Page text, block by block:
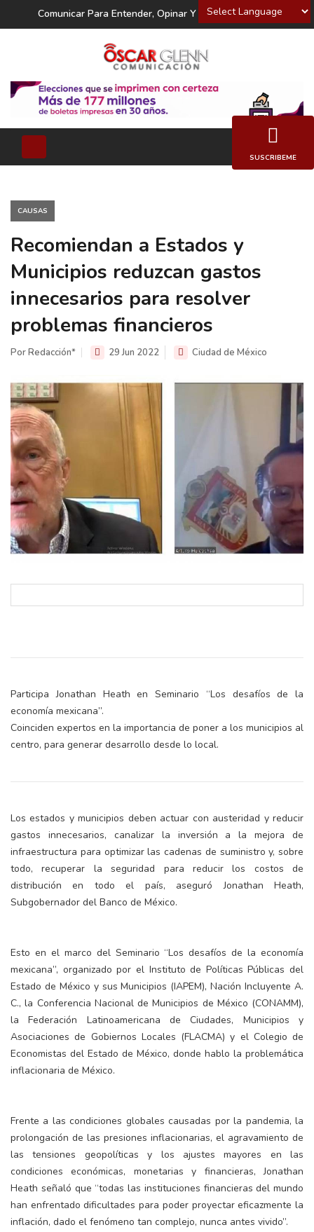
Powered by
Comunicar Para Entender, Opinar Y Decidir
CAUSAS
Recomiendan a Estados y
Municipios reduzcan gastos
innecesarios para resolver
problemas financieros
Por Redacción* 29 Jun 2022 Ciudad de México
Participa Jonathan Heath en Seminario “Los desafíos de la
economía mexicana”.
Coinciden expertos en la importancia de poner a los municipios al
centro, para generar desarrollo desde lo local.
Los estados y municipios deben actuar con austeridad y reducir
gastos innecesarios, canalizar la inversión a la mejora de
infraestructura para optimizar las cadenas de suministro y, sobre
todo, recuperar la seguridad para reducir los costos de
distribución en todo el país, aseguró Jonathan Heath,
Subgobernador del Banco de México.
Esto en el marco del Seminario “Los desafíos de la economía
mexicana”, organizado por el Instituto de Políticas Públicas del
Estado de México y sus Municipios (IAPEM), Nación Incluyente A.
C., la Conferencia Nacional de Municipios de México (CONAMM),
la Federación Latinoamericana de Ciudades, Municipios y
Asociaciones de Gobiernos Locales (FLACMA) y el Colegio de
Economistas del Estado de México, donde hablo la problemática
inflacionaria de México.
Frente a las condiciones globales causadas por la pandemia, la
prolongación de las presiones inflacionarias, el agravamiento de
las tensiones geopolíticas y los ajustes mayores en las
condiciones económicas, monetarias y financieras, Jonathan
Heath señaló que “todas las instituciones financieras del mundo
han enfrentado dificultades para poder proyectar eficazmente la
inflación, dado el fenómeno tan complejo, nunca antes vivido”.
SUSCRIBEME